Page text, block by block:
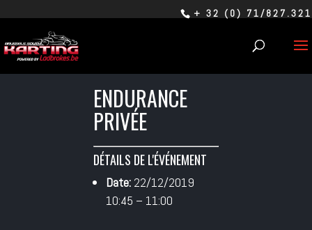
+ 32 (0) 71/827.321
ENDURANCE
PRIVÉE
DÉTAILS DE L'ÉVÉNEMENT
Date: 22/12/2019
10:45 – 11:00